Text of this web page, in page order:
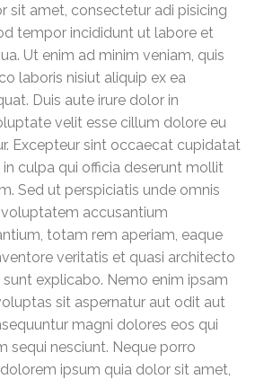
sit amet, consectetur adi pisicing
tempor incididunt ut labore et
Ut enim ad minim veniam, quis
laboris nisiut aliquip ex ea
Duis aute irure dolor in
velit esse cillum dolore eu
Excepteur sint occaecat cupidatat
culpa qui officia deserunt mollit
Sed ut perspiciatis unde omnis
accusantium
totam rem aperiam, eaque
veritatis et quasi architecto
explicabo. Nemo enim ipsam
sit aspernatur aut odit aut
magni dolores eos qui
sequi nesciunt. Neque porro
ipsum quia dolor sit amet,